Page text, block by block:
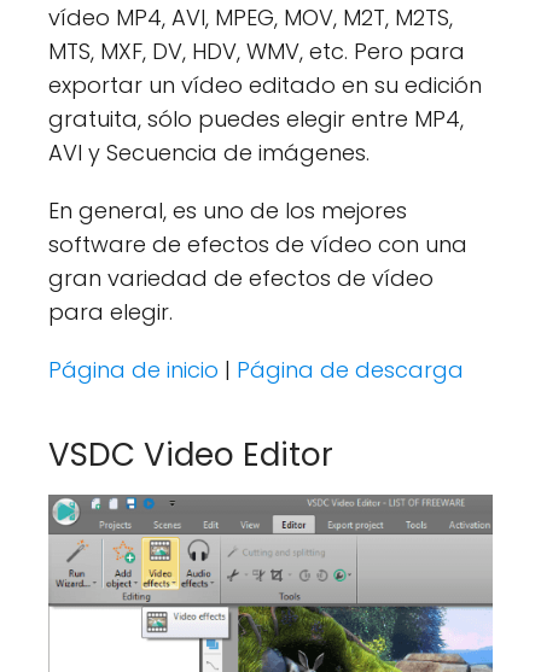
vídeo MP4, AVI, MPEG, MOV, M2T, M2TS,
MTS, MXF, DV, HDV, WMV, etc. Pero para
exportar un vídeo editado en su edición
gratuita, sólo puedes elegir entre MP4,
AVI y Secuencia de imágenes.
En general, es uno de los mejores
software de efectos de vídeo con una
gran variedad de efectos de vídeo
para elegir.
Página de inicio | Página de descarga
VSDC Video Editor